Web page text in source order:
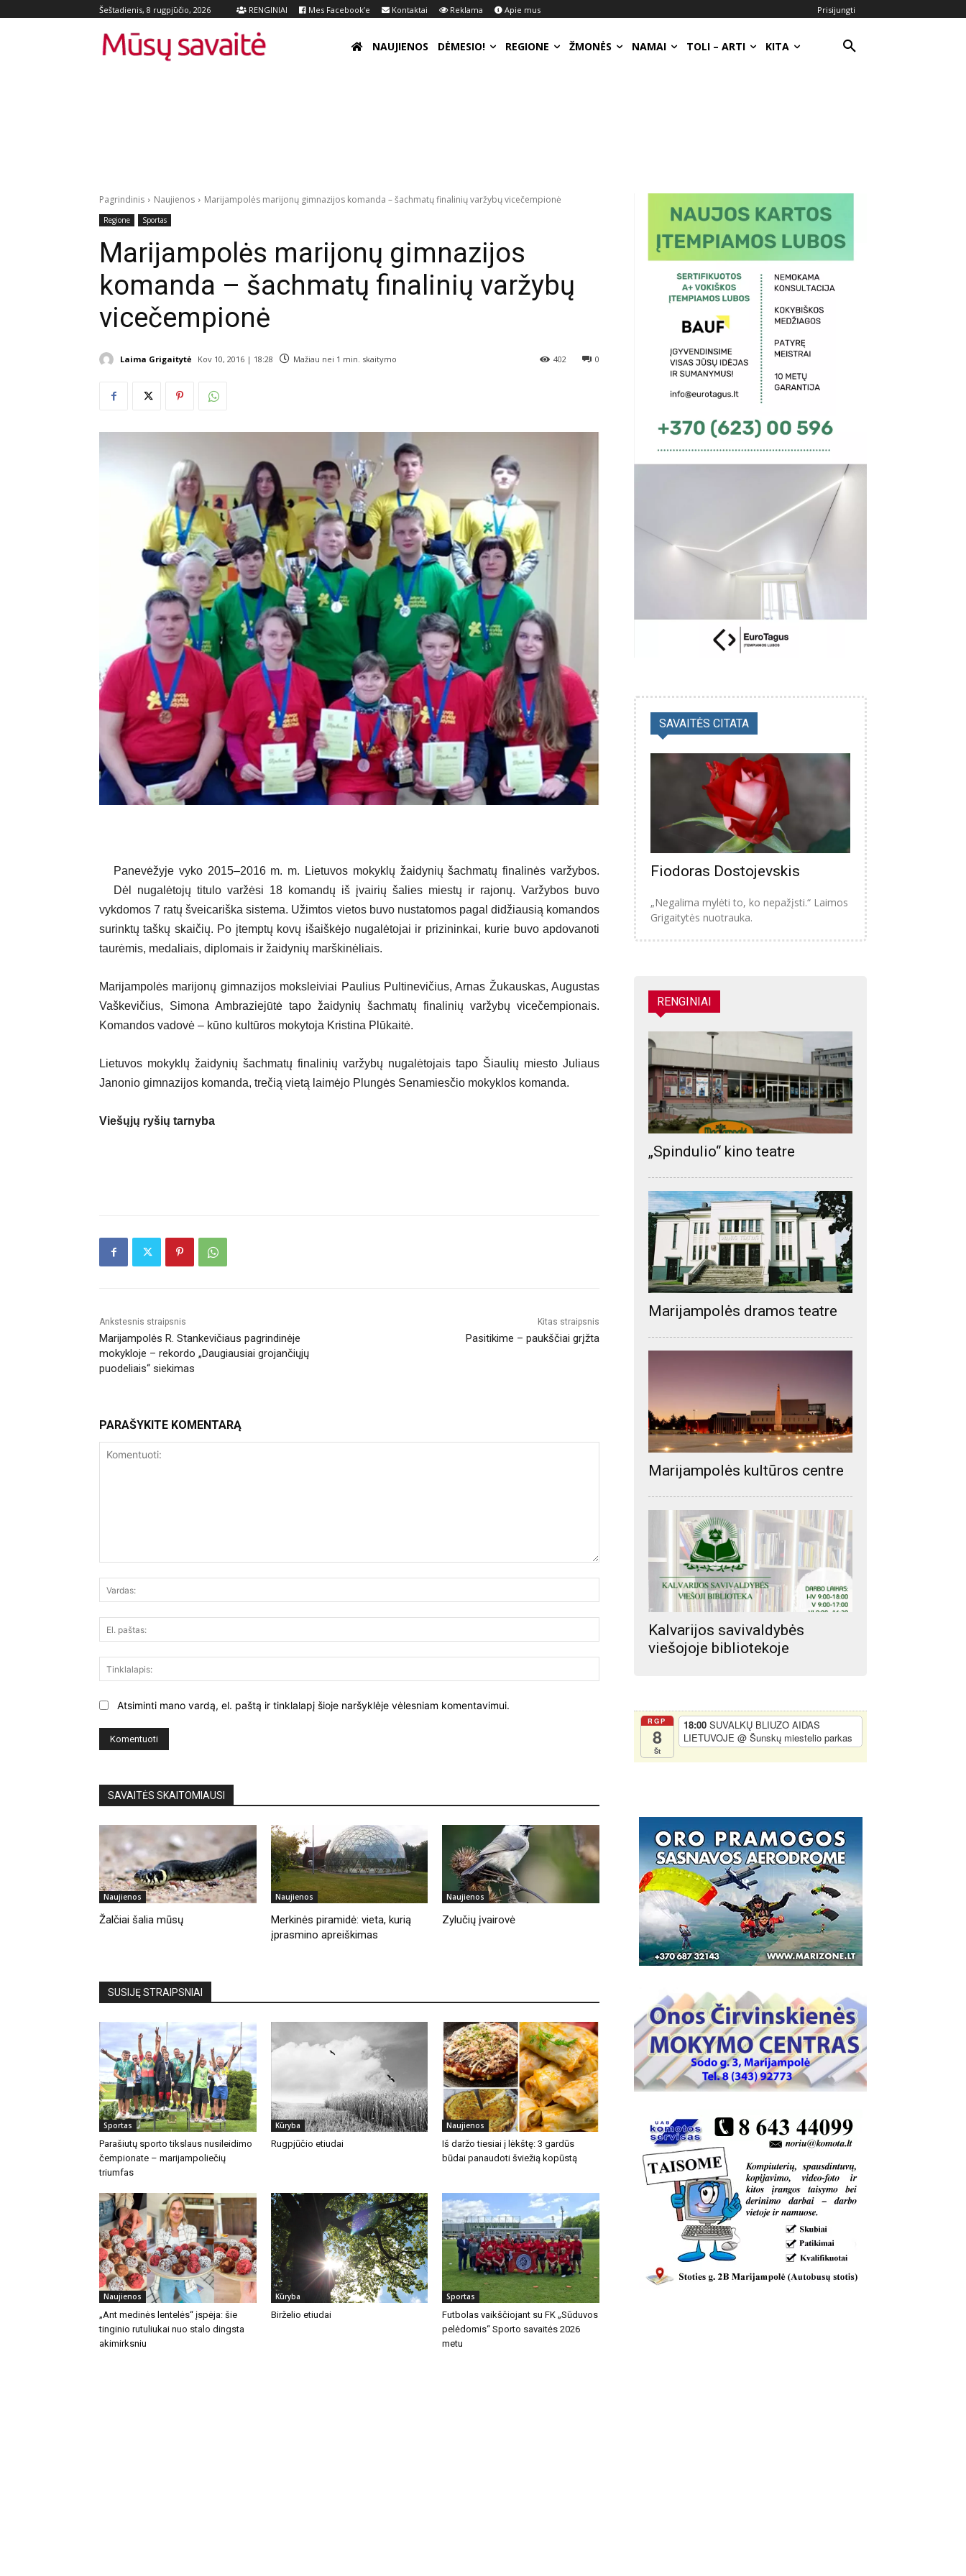
Šeštadienis, 8 rugpjūčio, 2026 RENGINIAI Mes Facebook’e Kontaktai Reklama Apie mus Prisijungti
NAUJIENOS DĖMESIO! REGIONE ŽMONĖS NAMAI TOLI – ARTI KITA
Pagrindinis Naujienos Marijampolės marijonų gimnazijos komanda – šachmatų finalinių varžybų vicečempionė
Regione Sportas
Marijampolės marijonų gimnazijos
komanda – šachmatų finalinių varžybų
vicečempionė
Laima Grigaitytė Kov 10, 2016 | 18:28 Mažiau nei 1 min. skaitymo 0
402
Panevėžyje vyko 2015–2016 m. m. Lietuvos mokyklų žaidynių šachmatų finalinės varžybos.
Dėl nugalėtojų titulo varžėsi 18 komandų iš įvairių šalies miestų ir rajonų. Varžybos buvo
vykdomos 7 ratų šveicariška sistema. Užimtos vietos buvo nustatomos pagal didžiausią komandos
surinktų taškų skaičių. Po įtemptų kovų išaiškėjo nugalėtojai ir prizininkai, kurie buvo apdovanoti
taurėmis, medaliais, diplomais ir žaidynių marškinėliais.
Marijampolės marijonų gimnazijos moksleiviai Paulius Pultinevičius, Arnas Žukauskas, Augustas
Vaškevičius, Simona Ambraziejūtė tapo žaidynių šachmatų finalinių varžybų vicečempionais.
Komandos vadovė – kūno kultūros mokytoja Kristina Plūkaitė.
Lietuvos mokyklų žaidynių šachmatų finalinių varžybų nugalėtojais tapo Šiaulių miesto Juliaus
Janonio gimnazijos komanda, trečią vietą laimėjo Plungės Senamiesčio mokyklos komanda.
Viešųjų ryšių tarnyba
Ankstesnis straipsnis
Marijampolės R. Stankevičiaus pagrindinėje
mokykloje – rekordo „Daugiausiai grojančiųjų
puodeliais“ siekimas
Kitas straipsnis
Pasitikime – paukščiai grįžta
PARAŠYKITE KOMENTARĄ
paštas:
Atsiminti mano vardą, el. paštą ir tinklalapį šioje naršyklėje vėlesniam komentavimui.
SAVAITĖS SKAITOMIAUSI
Naujienos
Žalčiai šalia mūsų
Naujienos
Merkinės piramidė: vieta, kurią
įprasmino apreiškimas
Naujienos
Zylučių įvairovė
SUSIJĘ STRAIPSNIAI
Sportas
Parašiutų sporto tikslaus nusileidimo
čempionate – marijampoliečių
triumfas
Kūryba
Rugpjūčio etiudai
Naujienos
Iš daržo tiesiai į lėkštę: 3 gardūs
būdai panaudoti šviežią kopūstą
Naujienos
„Ant medinės lentelės“ įspėja: šie
tinginio rutuliukai nuo stalo dingsta
akimirksniu
Kūryba
Birželio etiudai
Sportas
Futbolas vaikščiojant su FK „Sūduvos
pelėdomis“ Sporto savaitės 2026
metu
SAVAITĖS CITATA
Fiodoras Dostojevskis
„Negalima mylėti to, ko nepažįsti.“ Laimos
Grigaitytės nuotrauka.
RENGINIAI
„Spindulio“ kino teatre
Marijampolės dramos teatre
Marijampolės kultūros centre
Kalvarijos savivaldybės
viešojoje bibliotekoje
RGP
8
Št
18:00 SUVALKŲ BLIUZO AIDAS
LIETUVOJE @ Šunskų miestelio parkas